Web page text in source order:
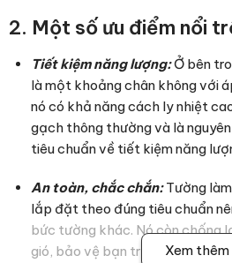
2. Một số ưu điểm nổi
Tiết kiệm năng lượng:Ở bên
là một khoảng chân không với
nó có khả năng cách ly nhiệt
gạch thông thường và là
tiêu chuẩn về tiết kiệm năng
An toàn, chắc chắn:Tường
lắp đặt theo đúng tiêu chuẩn
bức tường khác. Nó còn chống
gió, bảo vệ bạn trước sự đột
Xem thêm